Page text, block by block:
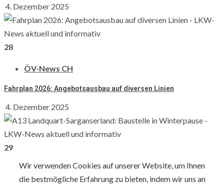
Kategorien
Nach Datum sortieren
August 2026
1
3
4 5 6 7 8
9
10
18 19 20 21 22 23
25 26 27 28 29 30
4. Dezember 2025
28
ÖV-News CH
Fahrplan 2026: Angebotsausbau auf diversen Linien
4. Dezember 2025
29
Strassen-News CH
Wir verwenden Cookies auf unserer Website, um Ihnen
die bestmögliche Erfahrung zu bieten, indem wir uns an